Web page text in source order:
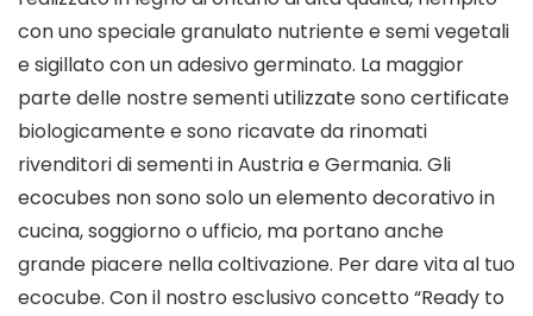
con uno speciale granulato nutriente e semi vegetali
e sigillato con un adesivo germinato. La maggior
parte delle nostre sementi utilizzate sono certificate
biologicamente e sono ricavate da rinomati
rivenditori di sementi in Austria e Germania. Gli
ecocubes non sono solo un elemento decorativo in
cucina, soggiorno o ufficio, ma portano anche
grande piacere nella coltivazione. Per dare vita al tuo
ecocube. Con il nostro esclusivo concetto “Ready to